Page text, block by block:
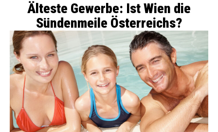
Älteste Gewerbe: Ist Wien die
Sündenmeile Österreichs?